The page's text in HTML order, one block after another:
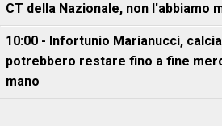
CT della Nazionale, non l'abbiamo
10:00 - Infortunio Marianucci,
potrebbero restare fino a fine
mano